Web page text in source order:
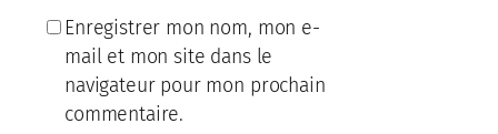
Enregistrer mon nom, mon e-
mail et mon site dans le
navigateur pour mon prochain
commentaire.